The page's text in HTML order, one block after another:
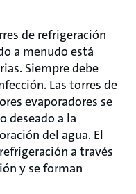
de refrigeración
a menudo está
Siempre debe
Las torres de
evaporadores se
deseado a la
del agua. El
a través
y se forman